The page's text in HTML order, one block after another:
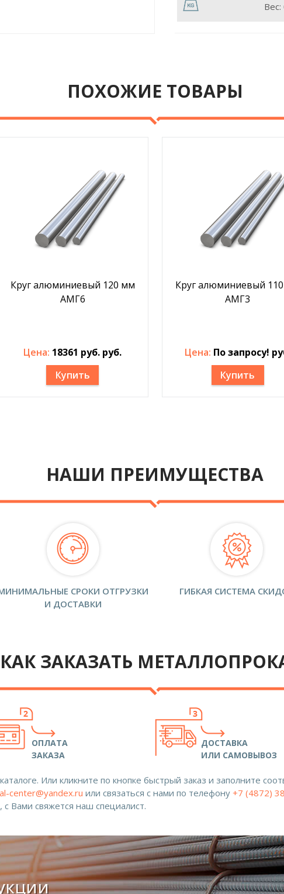
Вес:
ПОХОЖИЕ ТОВАРЫ
Круг алюминиевый 120 мм
АМГ6
Цена: 18361 руб. руб.
Купить
Круг алюминиевый
АМГ3
Цена: По запросу!
Купить
НАШИ ПРЕИМУЩЕСТВА
СРОКИ ОТГРУЗКИ
И ДОСТАВКИ
ГИБКАЯ СИСТЕМА
КАК ЗАКАЗАТЬ
ОПЛАТА
ЗАКАЗА
ДОСТАВКА
ИЛИ САМОВЫВОЗ
Или кликните по кнопке быстрый заказ и заполните
center@yandex.ru или связаться с нами по телефону +7 (4872)
с Вами свяжется наш специалист.